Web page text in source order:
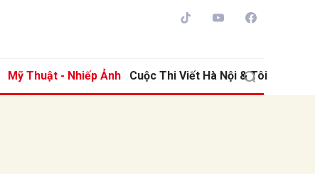
Mỹ Thuật - Nhiếp Ảnh Cuộc Thi Viết Hà Nội & Tôi